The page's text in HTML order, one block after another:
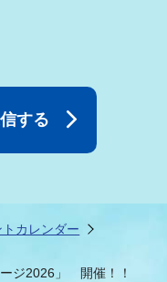
トカレンダー
ジ2026」 開催！！